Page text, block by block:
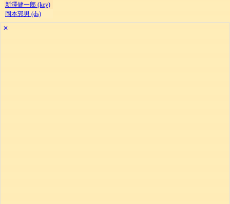
新澤健一郎 (key)
岡本郭男 (ds)
✕